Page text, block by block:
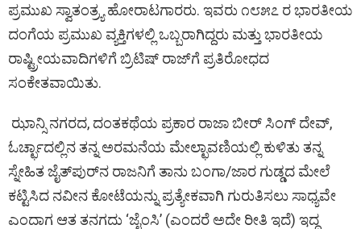
ಪ್ರಮುಖ ಸ್ವಾತಂತ್ರ್ಯ ಹೋರಾಟಗಾರರು. ಇವರು ೧೮೫೭ ರ ಭಾರತೀಯ
ದಂಗೆಯ ಪ್ರಮುಖ ವ್ಯಕ್ತಿಗಳಲ್ಲಿ ಒಬ್ಬರಾಗಿದ್ದರು ಮತ್ತು ಭಾರತೀಯ
ರಾಷ್ಟ್ರೀಯವಾದಿಗಳಿಗೆ ಬ್ರಿಟಿಷ್ ರಾಜ್‌ಗೆ ಪ್ರತಿರೋಧದ
ಸಂಕೇತವಾಯಿತು.
ಝಾನ್ಸಿ ನಗರದ, ದಂತಕಥೆಯ ಪ್ರಕಾರ ರಾಜಾ ಬೀರ್‌ ಸಿಂಗ್‌ ದೇವ್‌‌,
ಓರ್ಚ್ಛಾದಲ್ಲಿನ ತನ್ನ ಅರಮನೆಯ ಮೇಲ್ಛಾವಣಿಯಲ್ಲಿ ಕುಳಿತು ತನ್ನ
ಸ್ನೇಹಿತ ಜೈತ್‌ಪುರ್‌ನ ರಾಜನಿಗೆ ತಾನು ಬಂಗಾ/ಜಾರ ಗುಡ್ಡದ ಮೇಲೆ
ಕಟ್ಟಿಸಿದ ನವೀನ ಕೋಟೆಯನ್ನು ಪ್ರತ್ಯೇಕವಾಗಿ ಗುರುತಿಸಲು ಸಾಧ್ಯವೇ
ಎಂದಾಗ ಆತ ತನಗದು ‘ಜೈಂಸಿ’ (ಎಂದರೆ ಅದೇ ರೀತಿ ಇದೆ) ಇದ್ದ